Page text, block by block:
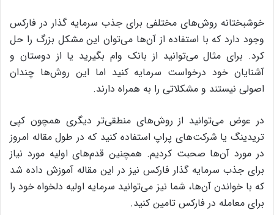
خوشبختانه روش‌های مختلفی برای جذب سرمایه گذار در فارکس
وجود دارد که با استفاده از آن‌ها می‌توان این مشکل بزرگ را حل
کرد. برای مثال می‌توانید از بانک وام بگیرید یا از دوستان و
آشنایان خود درخواست سرمایه کنید اما این روش‌ها چندان
اصولی‌ نیستند و مشکلاتی را به همراه دارند.
در عوض می‌توانید از روش‌های منطقی‌تر دیگری همچون کپی
تریدینگ یا شرکت‌های پراپ استفاده کنید که در طول مقاله امروز
در مورد آن‌ها صحبت کردیم. همچنین قدم‌های اولیه مورد نیاز
برای جذب سرمایه گذار فارکس نیز در این مقاله آموزش داده شد
که با خواندن آن‌ها، شما نیز می‌توانید سرمایه اولیه دلخواه خود را
برای معامله در فارکس تامین کنید.